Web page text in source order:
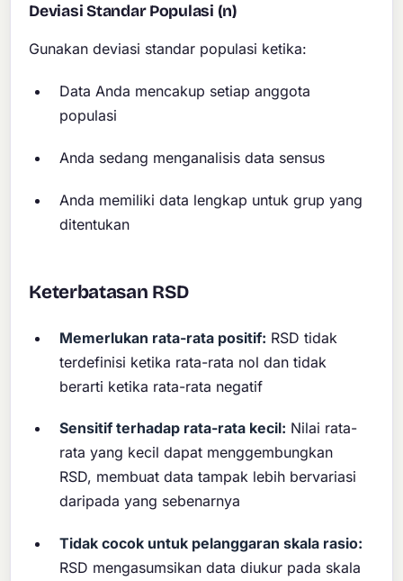
Deviasi Standar Populasi (n)
Gunakan deviasi standar populasi ketika:
Data Anda mencakup setiap anggota
populasi
Anda sedang menganalisis data sensus
Anda memiliki data lengkap untuk grup yang
ditentukan
Keterbatasan RSD
Memerlukan rata-rata positif: RSD tidak
terdefinisi ketika rata-rata nol dan tidak
berarti ketika rata-rata negatif
Sensitif terhadap rata-rata kecil: Nilai rata-
rata yang kecil dapat menggembungkan
RSD, membuat data tampak lebih bervariasi
daripada yang sebenarnya
Tidak cocok untuk pelanggaran skala rasio:
RSD mengasumsikan data diukur pada skala